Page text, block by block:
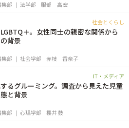
集部
法学部 服部 高宏
社会とくらし
＋。女性同士の親密な関係から
背景
集部
社会学部 赤枝 香奈子
IT・メディア
るグルーミング。調査から見えた児童
と背景
集部
心理学部 櫻井 鼓